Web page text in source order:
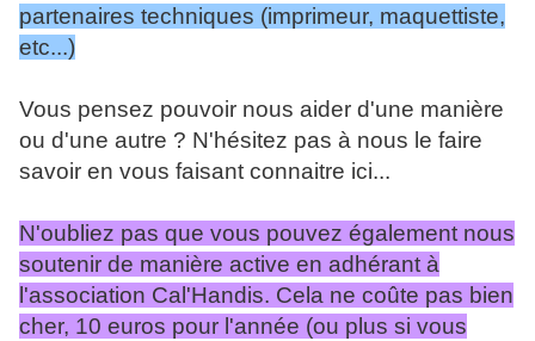
partenaires techniques (imprimeur, maquettiste,
etc...)
Vous pensez pouvoir nous aider d'une manière
ou d'une autre ? N'hésitez pas à nous le faire
savoir en vous faisant connaitre ici...
N'oubliez pas que vous pouvez également nous
soutenir de manière active en adhérant à
l'association Cal'Handis. Cela ne coûte pas bien
cher, 10 euros pour l'année (ou plus si vous